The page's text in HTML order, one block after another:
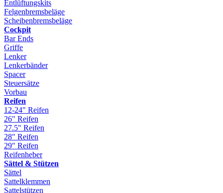
Entlüftungskits
Felgenbremsbeläge
Scheibenbremsbeläge
Cockpit
Bar Ends
Griffe
Lenker
Lenkerbänder
Spacer
Steuersätze
Vorbau
Reifen
12-24" Reifen
26" Reifen
27.5" Reifen
28" Reifen
29" Reifen
Reifenheber
Sättel & Stützen
Sättel
Sattelklemmen
Sattelstützen